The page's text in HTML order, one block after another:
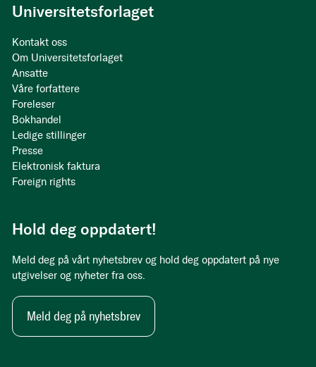
Universitetsforlaget
Kontakt oss
Om Universitetsforlaget
Ansatte
Våre forfattere
Foreleser
Bokhandel
Ledige stillinger
Presse
Elektronisk faktura
Foreign rights
Hold deg oppdatert!
Meld deg på vårt nyhetsbrev og hold deg oppdatert på nye
utgivelser og nyheter fra oss.
Meld deg på nyhetsbrev